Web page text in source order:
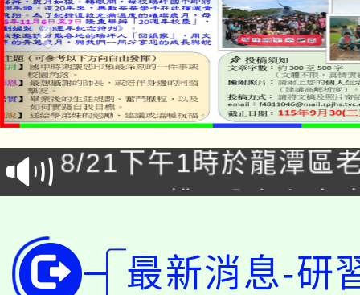
「本色祭」8/29、30在
場熱烈登場!
8/21下午1時於龍潭區
徵才活動。
YOUNG桃局內行報名
局官網。
開!
115年桃園市運動會8/
最新消息-研